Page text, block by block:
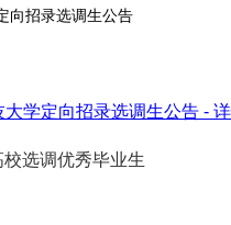
向招录选调生公告
学定向招录选调生公告 -
选调优秀毕业生